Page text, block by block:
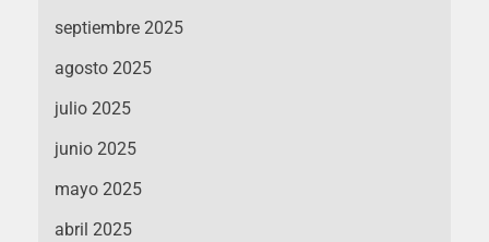
septiembre 2025
agosto 2025
julio 2025
junio 2025
mayo 2025
abril 2025